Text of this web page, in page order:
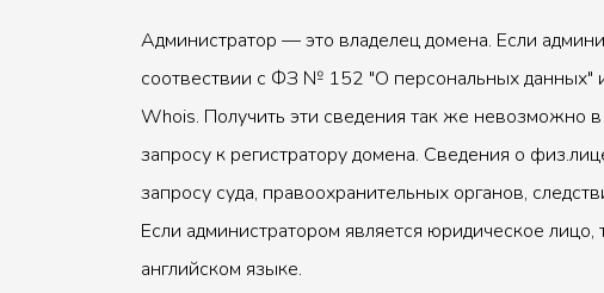
Администратор — это владелец домена. Если
соотвествии с ФЗ № 152 "О персональных
Whois. Получить эти сведения так же невозможно
запросу к регистратору домена. Сведения о
запросу суда, правоохранительных органов,
Если администратором является юридическое
английском языке.